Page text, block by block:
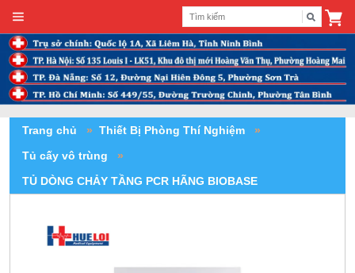
Trang chủ » Thiết Bị Phòng Thí Nghiệm »
Tủ cấy vô trùng »
TỦ DÒNG CHẢY TẦNG PCR HÃNG BIOBASE